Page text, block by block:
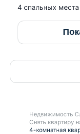
4 спальных места
Недвижимость
Снять квартиру
4-комнатная